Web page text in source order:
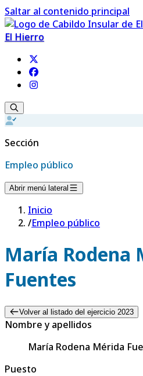
Saltar al contenido principal
El Hierro
Sección
Empleo público
Abrir menú lateral
Inicio
/Empleo público
María Rodena
Fuentes
Volver al listado del ejercicio 2023
Nombre y apellidos
María Rodena Mérida
Puesto